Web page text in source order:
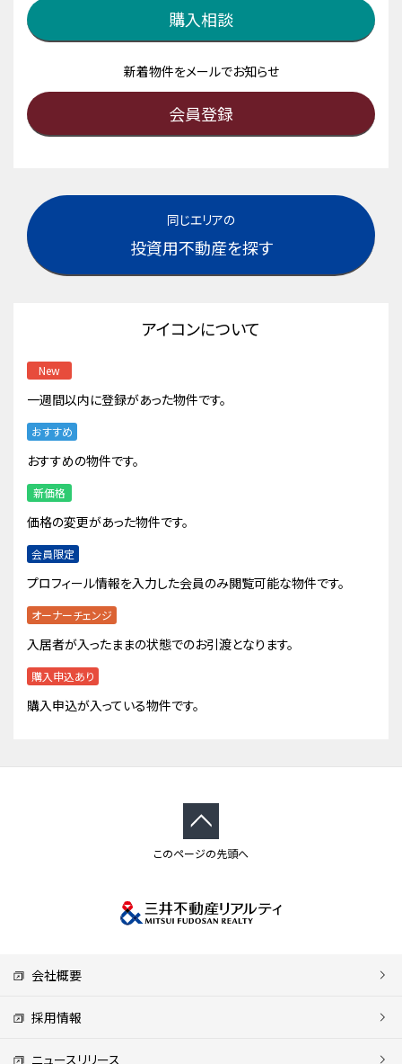
購入相談
新着物件をメールでお知らせ
会員登録
同じエリアの
投資用不動産を探す
アイコンについて
New
一週間以内に登録があった物件です。
おすすめ
おすすめの物件です。
新価格
価格の変更があった物件です。
会員限定
プロフィール情報を入力した会員のみ閲覧可能な物件です。
オーナーチェンジ
入居者が入ったままの状態でのお引渡となります。
購入申込あり
購入申込が入っている物件です。
このページの先頭へ
会社概要
採用情報
ニュースリリース